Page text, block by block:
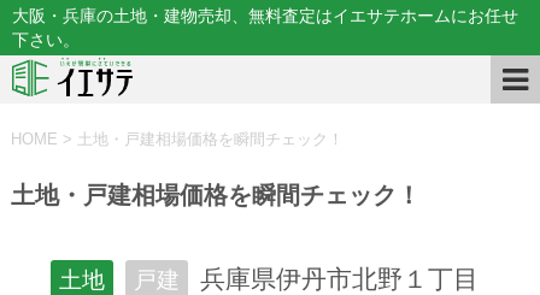
大阪・兵庫の土地・建物売却、無料査定はイエサテホームにお任せ
下さい。
HOME > 土地・戸建相場価格を瞬間チェック！
土地・戸建相場価格を瞬間チェック！
土地 戸建 兵庫県伊丹市北野１丁目